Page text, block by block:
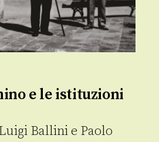
e le istituzioni
Ballinie Paolo